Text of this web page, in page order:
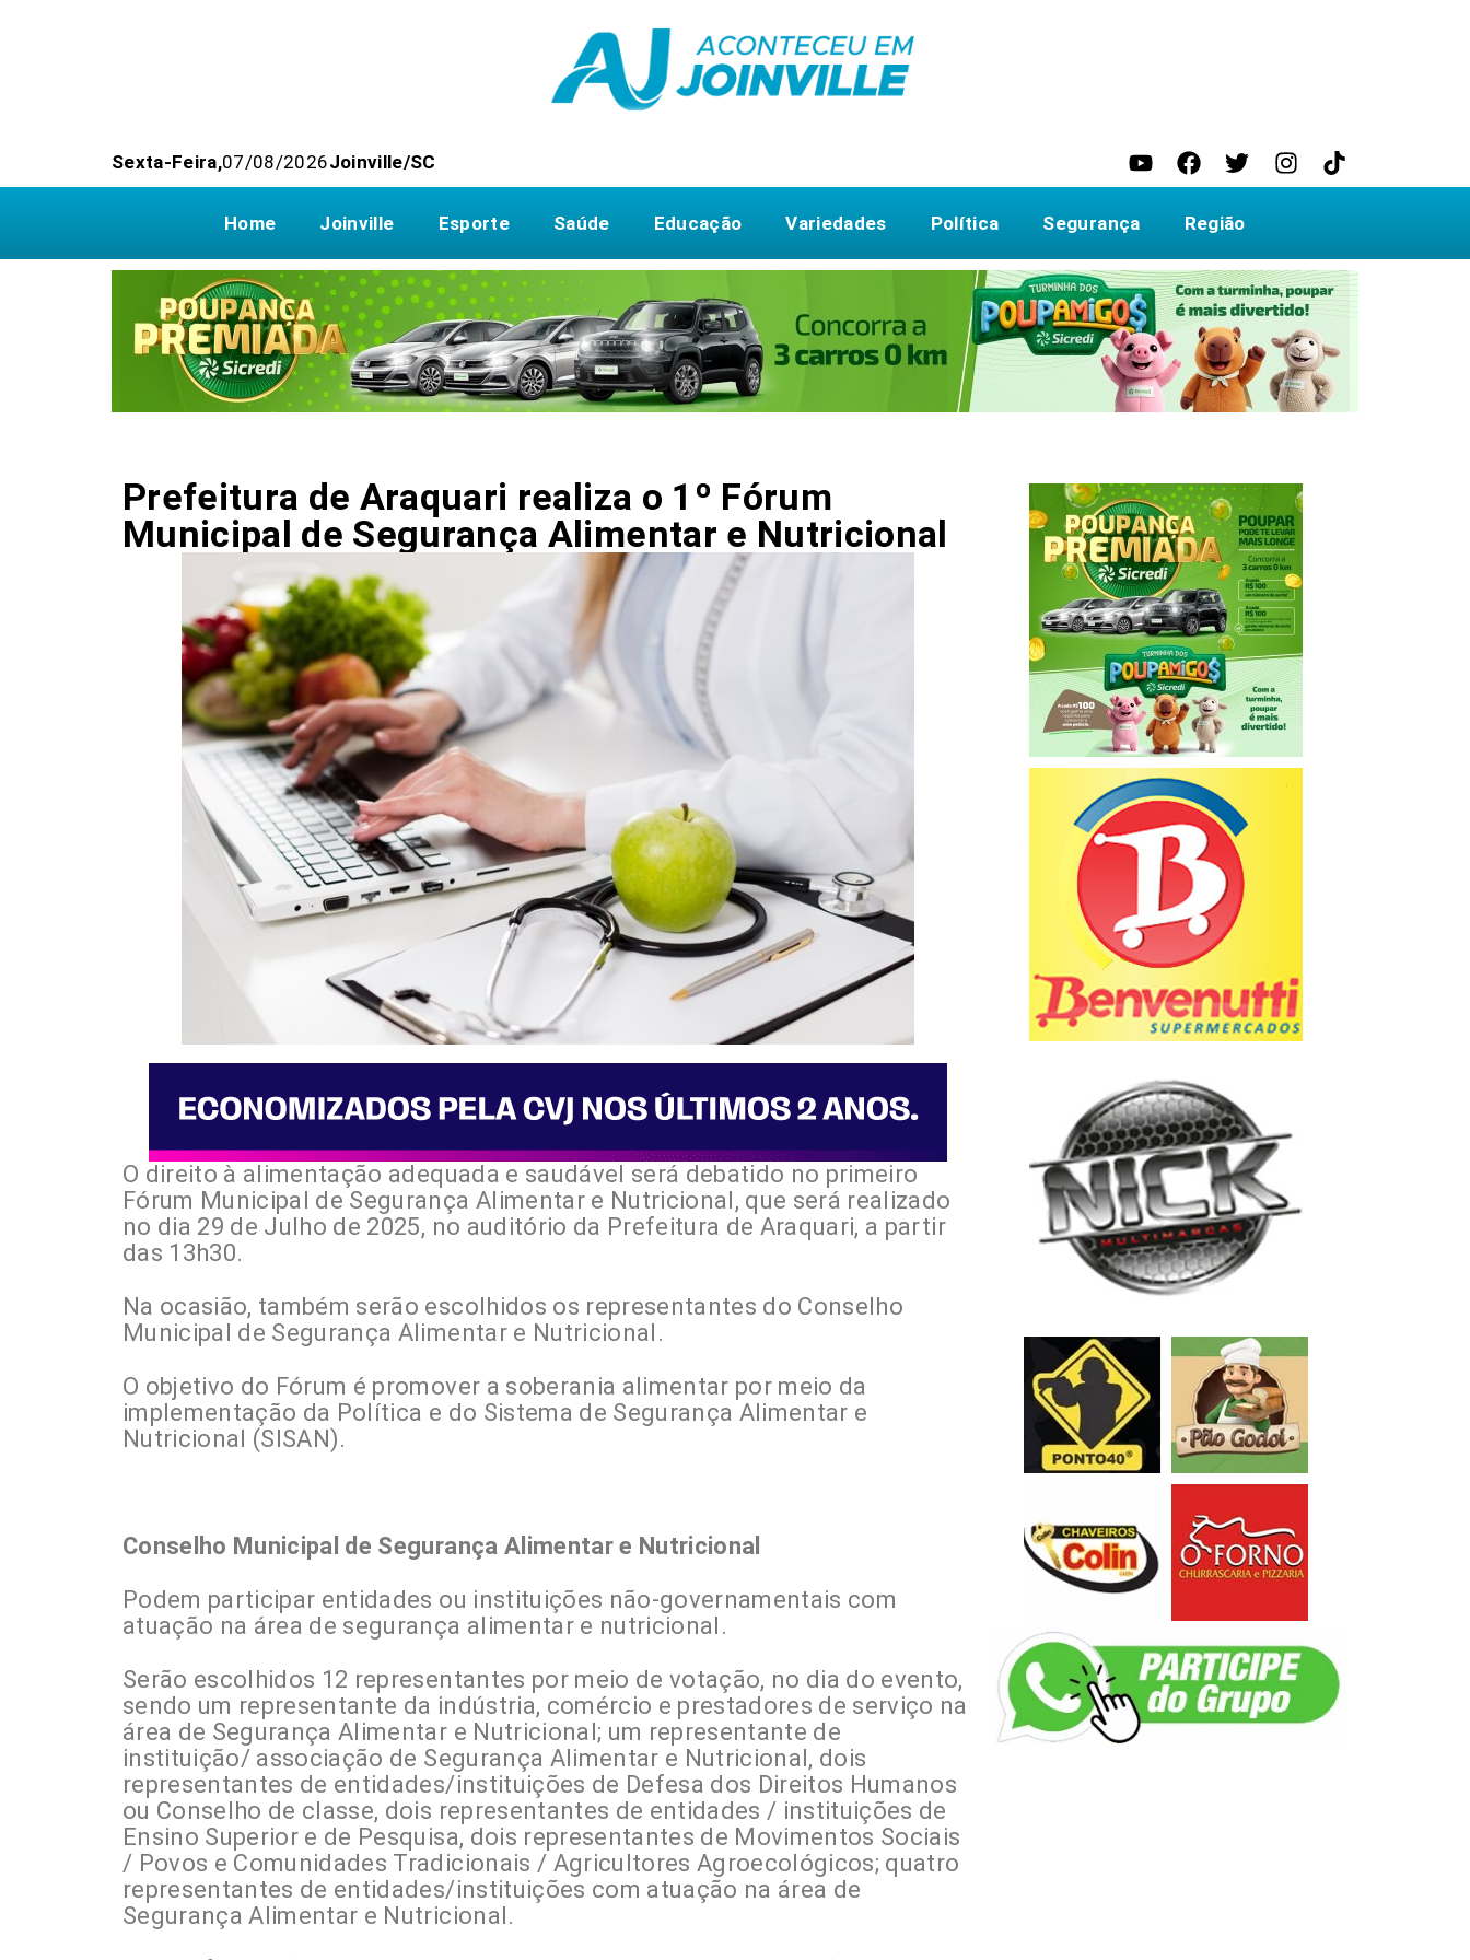
Sexta-Feira,07/08/2026Joinville/SC
Home Joinville Esporte Saúde Educação Variedades Política Segurança Região
Prefeitura de Araquari realiza o 1º Fórum
Municipal de Segurança Alimentar e Nutricional
O direito à alimentação adequada e saudável será debatido no primeiro
Fórum Municipal de Segurança Alimentar e Nutricional, que será realizado
no dia 29 de Julho de 2025, no auditório da Prefeitura de Araquari, a partir
das 13h30.
Na ocasião, também serão escolhidos os representantes do Conselho
Municipal de Segurança Alimentar e Nutricional.
O objetivo do Fórum é promover a soberania alimentar por meio da
implementação da Política e do Sistema de Segurança Alimentar e
Nutricional (SISAN).
Conselho Municipal de Segurança Alimentar e Nutricional
Podem participar entidades ou instituições não-governamentais com
atuação na área de segurança alimentar e nutricional.
Serão escolhidos 12 representantes por meio de votação, no dia do evento,
sendo um representante da indústria, comércio e prestadores de serviço na
área de Segurança Alimentar e Nutricional; um representante de
instituição/ associação de Segurança Alimentar e Nutricional, dois
representantes de entidades/instituições de Defesa dos Direitos Humanos
ou Conselho de classe, dois representantes de entidades / instituições de
Ensino Superior e de Pesquisa, dois representantes de Movimentos Sociais
/ Povos e Comunidades Tradicionais / Agricultores Agroecológicos; quatro
representantes de entidades/instituições com atuação na área de
Segurança Alimentar e Nutricional.